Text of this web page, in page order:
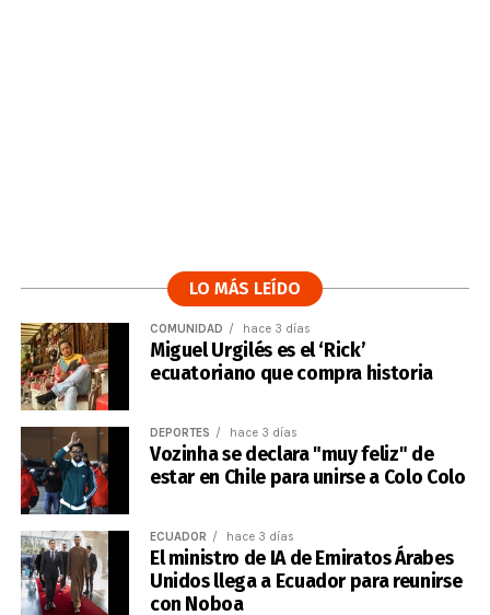
LO MÁS LEÍDO
COMUNIDAD hace 3 días
Miguel Urgilés es el ‘Rick’
ecuatoriano que compra historia
DEPORTES hace 3 días
Vozinha se declara "muy feliz" de
estar en Chile para unirse a Colo Colo
ECUADOR hace 3 días
El ministro de IA de Emiratos Árabes
Unidos llega a Ecuador para reunirse
con Noboa